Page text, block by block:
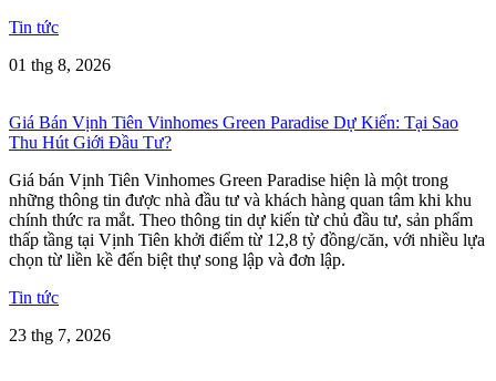
Tin tức
01 thg 8, 2026
Giá Bán Vịnh Tiên Vinhomes Green Paradise Dự Kiến: Tại Sao
Thu Hút Giới Đầu Tư?
Giá bán Vịnh Tiên Vinhomes Green Paradise hiện là một trong
những thông tin được nhà đầu tư và khách hàng quan tâm khi khu
chính thức ra mắt. Theo thông tin dự kiến từ chủ đầu tư, sản phẩm
thấp tầng tại Vịnh Tiên khởi điểm từ 12,8 tỷ đồng/căn, với nhiều lựa
chọn từ liền kề đến biệt thự song lập và đơn lập.
Tin tức
23 thg 7, 2026